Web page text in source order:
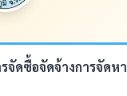
จัดซื้อจัดจ้างการจัดหา